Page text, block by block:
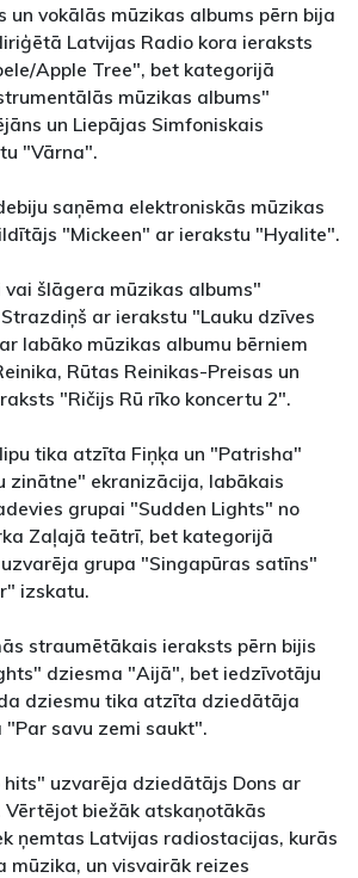
un vokālās mūzikas albums pērn bija
Latvijas Radio kora ieraksts
Apple Tree", bet kategorijā
mūzikas albums"
un Liepājas Simfoniskais
"Vārna".
saņēma elektroniskās mūzikas
"Mickeen" ar ierakstu "Hyalite".
šlāgera mūzikas albums"
ar ierakstu "Lauku dzīves
labāko mūzikas albumu bērniem
Rūtas Reinikas-Preisas un
"Ričijs Rū rīko koncertu 2".
tika atzīta Fiņķa un "Patrisha"
zinātne" ekranizācija, labākais
grupai "Sudden Lights" no
Zaļajā teātrī, bet kategorijā
grupa "Singapūras satīns"
izskatu.
straumētākais ieraksts pērn bijis
dziesma "Aijā", bet iedzīvotāju
dziesmu tika atzīta dziedātāja
"Par savu zemi saukt".
uzvarēja dziedātājs Dons ar
biežāk atskaņotākās
ņemtas Latvijas radiostacijas, kurās
mūzika, un visvairāk reizes